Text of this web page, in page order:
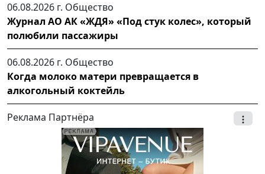
06.08.2026 г. Общество
Журнал АО АК «ЖДЯ» «Под стук колес», который
полюбили пассажиры
06.08.2026 г. Общество
Когда молоко матери превращается в
алкогольный коктейль
Реклама Партнёра